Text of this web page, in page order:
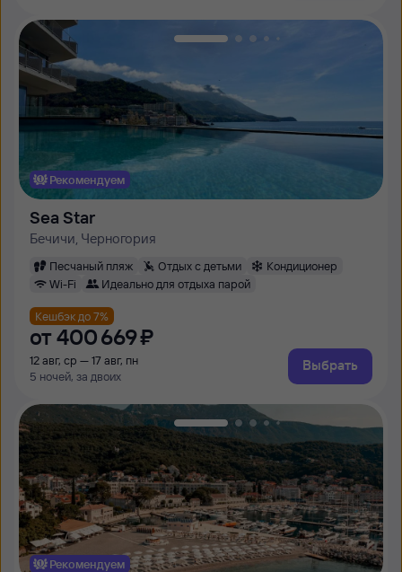
Рекомендуем
Sea Star
Бечичи, Черногория
Песчаный пляж Отдых с детьми
Кондиционер
Wi-Fi
Идеально для отдыха парой
Кешбэк до 7%
от 400 ⁠669 ⁠₽
12 авг, ср — 17 авг, пн
5 ночей, за двоих
Выбрать
Рекомендуем